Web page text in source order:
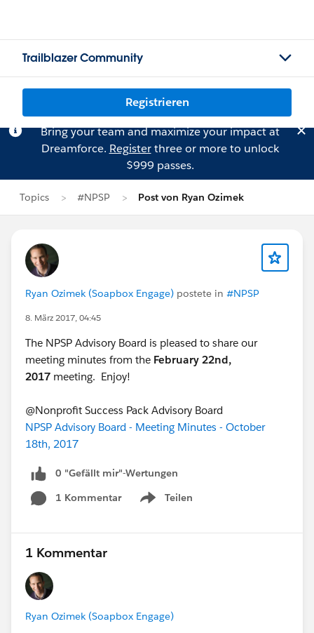
Trailblazer Community
Registrieren
Bring your team and maximize your impact at
Dreamforce. Registerthree or more to unlock
$999 passes.
Topics #NPSP Post von Ryan Ozimek
Ryan Ozimek (Soapbox Engage) postete in #NPSP
8. März 2017, 04:45
The NPSP Advisory Board is pleased to share our
meeting minutes from the February 22nd,
2017 meeting. Enjoy!
@Nonprofit Success Pack Advisory Board
NPSP Advisory Board - Meeting Minutes - October
18th, 2017
0 "Gefällt mir"-Wertungen
1 Kommentar
Teilen
Show menu
1 Kommentar
Ryan Ozimek (Soapbox Engage)